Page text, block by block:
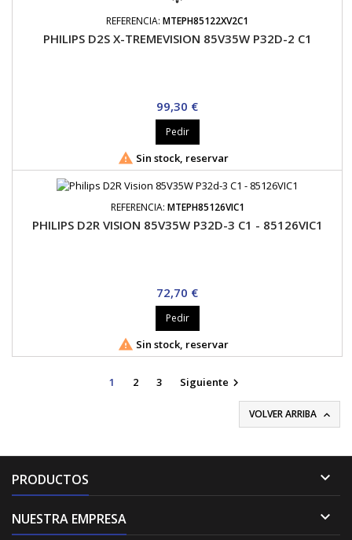
REFERENCIA: MTEPH85122XV2C1
PHILIPS D2S X-TREMEVISION 85V35W P32D-2 C1
Precio
99,30 €
Pedir
 Sin stock, reservar
REFERENCIA: MTEPH85126VIC1
PHILIPS D2R VISION 85V35W P32D-3 C1 - 85126VIC1
Precio
72,70 €
Pedir
 Sin stock, reservar
1 2 3 Siguiente 
VOLVER ARRIBA 
PRODUCTOS 
NUESTRA EMPRESA 